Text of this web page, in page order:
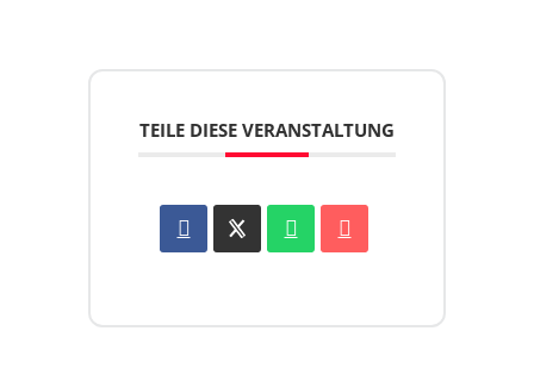
TEILE DIESE VERANSTALTUNG